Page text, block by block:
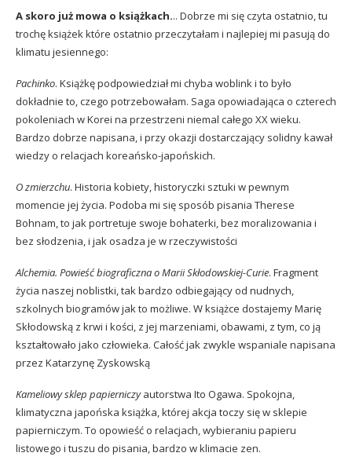
A skoro już mowa o książkach... Dobrze mi się czyta ostatnio, tu
trochę książek które ostatnio przeczytałam i najlepiej mi pasują do
klimatu jesiennego:
Pachinko. Książkę podpowiedział mi chyba woblink i to było
dokładnie to, czego potrzebowałam. Saga opowiadająca o czterech
pokoleniach w Korei na przestrzeni niemal całego XX wieku.
Bardzo dobrze napisana, i przy okazji dostarczający solidny kawał
wiedzy o relacjach koreańsko-japońskich.
O zmierzchu. Historia kobiety, historyczki sztuki w pewnym
momencie jej życia. Podoba mi się sposób pisania Therese
Bohnam, to jak portretuje swoje bohaterki, bez moralizowania i
bez słodzenia, i jak osadza je w rzeczywistości
Alchemia. Powieść biograficzna o Marii Skłodowskiej-Curie. Fragment
życia naszej noblistki, tak bardzo odbiegający od nudnych,
szkolnych biogramów jak to możliwe. W książce dostajemy Marię
Skłodowską z krwi i kości, z jej marzeniami, obawami, z tym, co ją
kształtowało jako człowieka. Całość jak zwykle wspaniale napisana
przez Katarzynę Zyskowską
Kameliowy sklep papierniczyautorstwa Ito Ogawa. Spokojna,
klimatyczna japońska książka, której akcja toczy się w sklepie
papierniczym. To opowieść o relacjach, wybieraniu papieru
listowego i tuszu do pisania, bardzo w klimacie zen.